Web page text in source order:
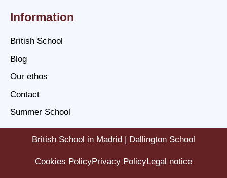
Information
British School
Blog
Our ethos
Contact
Summer School
British School in Madrid | Dallington School
Cookies PolicyPrivacy PolicyLegal notice